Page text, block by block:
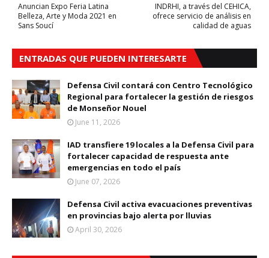
INDRHI, a través del CEHICA,
ofrece servicio de análisis en
calidad de aguas
Anuncian Expo Feria Latina
Belleza, Arte y Moda 2021 en
Sans Soucí
ENTRADAS QUE PUEDEN INTERESARTE
Defensa Civil contará con Centro Tecnológico
Regional para fortalecer la gestión de riesgos
de Monseñor Nouel
June 11, 2026
IAD transfiere 19 locales a la Defensa Civil para
fortalecer capacidad de respuesta ante
emergencias en todo el país
June 07, 2026
Defensa Civil activa evacuaciones preventivas
en provincias bajo alerta por lluvias
April 30, 2026